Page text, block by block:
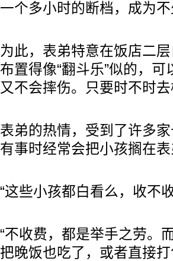
一个多小时的断档，成为
为此，表弟特意在饭店二
布置得像“翻斗乐”似的，
又不会摔伤。只要时不时
表弟的热情，受到了许多
有事时经常会把小孩搁在
“这些小孩都白看么，收不
“不收费，都是举手之劳。
把晚饭也吃了，或者直接